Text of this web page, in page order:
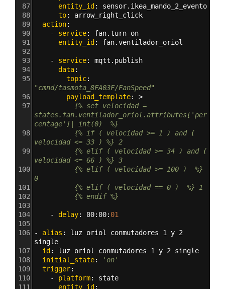
87
entity_id: sensor.ikea_mando_2_evento
88
to: arrow_right_click
89
  action
:
90
- service: fan.turn_on
91
entity_id: fan.ventilador_oriol
92
93
- service: mqtt.publish
94
data:
95
topic
"cmnd/tasmota_8FA03F/FanSpeed"
96
payload_template: >
97
{% set velocidad =
states.fan.ventilador_oriol.attributes['per
centage']| int(0)  %}
98
{% if ( velocidad >= 1 ) and (
velocidad <= 33 ) %} 2
99
{% elif ( velocidad >= 34 ) and (
velocidad <= 66 ) %} 3
100
{% elif ( velocidad >= 100 )  %}
0
101
{% elif ( velocidad == 0 )  %} 1
102
103
104
- delay: 00: 00: 01
105
106
- alias : luz oriol conmutadores 1 y 2
single
107
  id
: luz oriol conmutadores 1 y 2 single
108
  initial_state
:
'on'
109
  trigger
:
110
- platform: state
111
entity_id